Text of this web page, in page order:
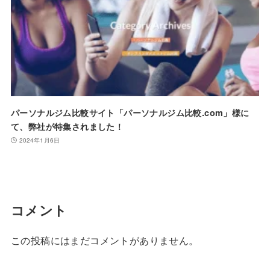
パーソナルジム比較サイト「パーソナルジム比較.com」様に
て、弊社が特集されました！
2024年1月6日
コメント
この投稿にはまだコメントがありません。